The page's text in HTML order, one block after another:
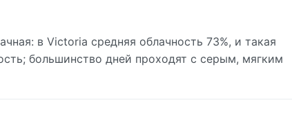
в Victoria средняя облачность 73%, и такая
большинство дней проходят с серым, мягким